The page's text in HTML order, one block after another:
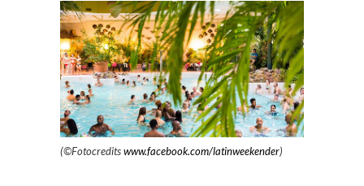
(©Fotocreditswww.facebook.com/latinweekender)